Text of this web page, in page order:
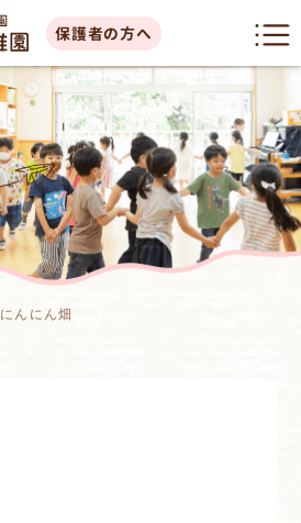
保護者の方へ
にんにん畑